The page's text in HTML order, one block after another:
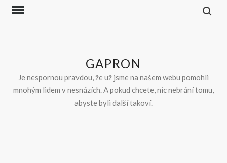
Skip
GAPRON
Je nespornou pravdou, že už jsme na našem webu pomohli
mnohým lidem v nesnázích. A pokud chcete, nic nebrání tomu,
abyste byli další takoví.